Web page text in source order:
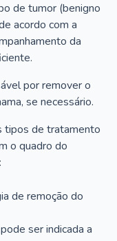
de tumor (benigno
acordo com a
da
por remover o
se necessário.
tipos de tratamento
o quadro do
de remoção do
ser indicada a